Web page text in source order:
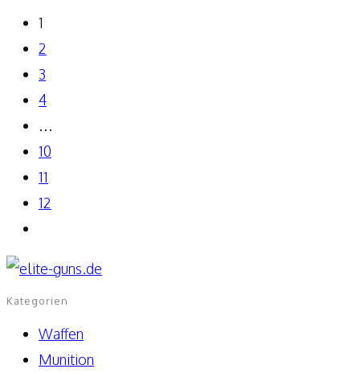
1
2
3
4
…
10
11
12
Kategorien
Waffen
Munition